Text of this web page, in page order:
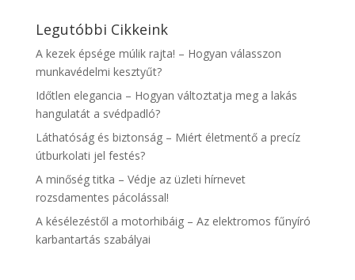
Legutóbbi Cikkeink
A kezek épsége múlik rajta! – Hogyan válasszon
munkavédelmi kesztyűt?
Időtlen elegancia – Hogyan változtatja meg a lakás
hangulatát a svédpadló?
Láthatóság és biztonság – Miért életmentő a precíz
útburkolati jel festés?
A minőség titka – Védje az üzleti hírnevet
rozsdamentes pácolással!
A késélezéstől a motorhibáig – Az elektromos fűnyíró
karbantartás szabályai